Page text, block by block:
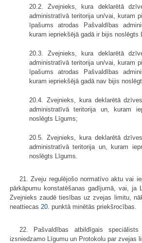
20.2. Zvejnieks, kura deklarētā
administratīvā teritorija un/vai, kuram
īpašums atrodas Pašvaldības
kuram iepriekšējā gadā ir bijis noslēgts
20.3. Zvejnieks, kura deklarētā
administratīvā teritorija un/vai, kuram
īpašums atrodas Pašvaldības
kuram iepriekšējā gadā nav bijis
20.4. Zvejnieks, kura deklarētā
administratīvā teritorija un, kuram
noslēgts Līgums;
20.5. Zvejnieks, kura deklarētā
administratīvā teritorija un, kuram
noslēgts Līgums.
21. Zveju regulējošo normatīvo aktu vai
pārkāpumu konstatēšanas gadījumā, vai, ja
Zvejnieks zaudē tiesības uz zvejas limitu,
neattiecas 20. punktā minētās priekšrocības.
22. Pašvaldības atbildīgais speciālists
izsniedzamo Līgumu un Protokolu par zvejas